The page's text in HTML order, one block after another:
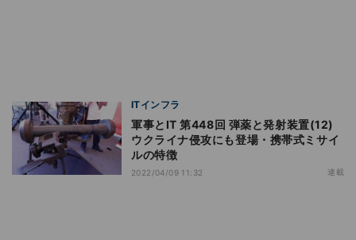
ITインフラ
軍事とIT 第448回 弾薬と発射装置(12)
ウクライナ侵攻にも登場・携帯式ミサイ
ルの特徴
2022/04/09 11:32 連載